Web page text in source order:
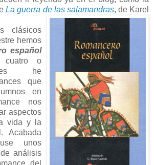
La guerra de las salamandras, de Karel
clásicos
hemos
español
cuatro o
he
que
en
nos
aspectos
vida y la
Acabada
unos
análisis